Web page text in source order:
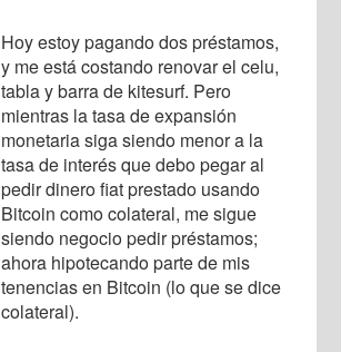
Hoy estoy pagando dos préstamos,
y me está costando renovar el celu,
tabla y barra de kitesurf. Pero
mientras la tasa de expansión
monetaria siga siendo menor a la
tasa de interés que debo pegar al
pedir dinero fiat prestado usando
Bitcoin como colateral, me sigue
siendo negocio pedir préstamos;
ahora hipotecando parte de mis
tenencias en Bitcoin (lo que se dice
colateral).